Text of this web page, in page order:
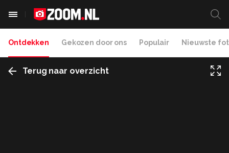
Ontdekken Gekozen door ons Populair Nieuwste
Terug naar overzicht